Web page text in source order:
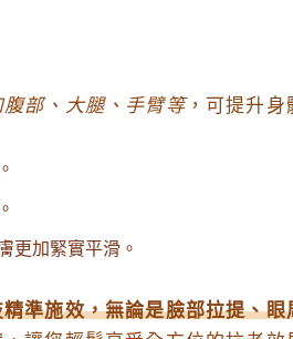
部、大腿、手臂等，可提升身
更加緊實平滑。
準施效，無論是臉部拉提、